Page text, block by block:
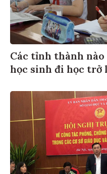
Các tỉnh thành nào
học sinh đi học trở